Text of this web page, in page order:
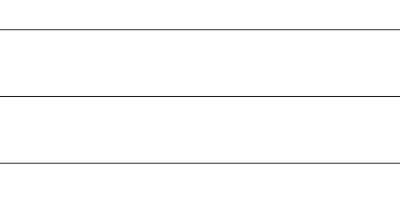
Basilicata
Molise